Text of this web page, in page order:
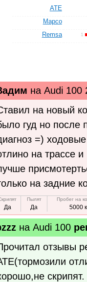
ATE
Mapco
Remsa
1
на Audi 100
на новый
гуд но после
=)
на трассе
на задние
Да
Пылят
Да
Пробег на
5000
на Audi 100
отзывы